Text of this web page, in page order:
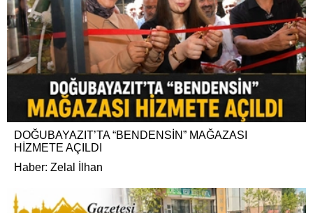
DOĞUBAYAZIT’TA “BENDENSİN” MAĞAZASI
HİZMETE AÇILDI
Haber: Zelal İlhan